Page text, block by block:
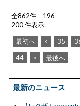
全862件 196 -
200 件表示
最初へ < 35
44
> 最後へ
最新のニュース